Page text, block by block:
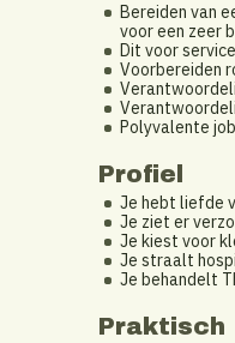
Bereiden van
voor een zeer
Dit voor
Voorbereiden
Polyvalente
Profiel
Je hebt liefde
Je ziet er
Je kiest voor
Je straalt
Je behandelt
Praktisch